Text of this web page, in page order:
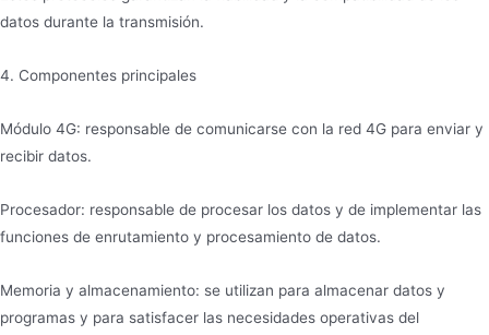
datos durante la transmisión.
4. Componentes principales
Módulo 4G: responsable de comunicarse con la red 4G para enviar y
recibir datos.
Procesador: responsable de procesar los datos y de implementar las
funciones de enrutamiento y procesamiento de datos.
Memoria y almacenamiento: se utilizan para almacenar datos y
programas y para satisfacer las necesidades operativas del